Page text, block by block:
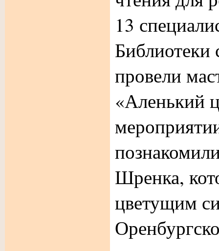
13
Библиотеки
провели
«Аленький
Шренка,
цветущим